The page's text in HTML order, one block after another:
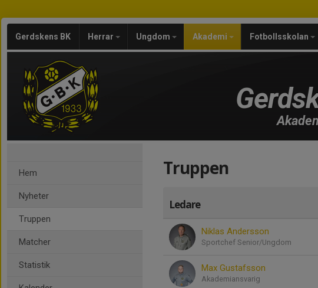
Gerdskens BK Herrar Ungdom Akademi Fotbollsskolan
Hem
Nyheter
Truppen
Matcher
Statistik
Truppen
Ledare
Niklas Andersson
Sportchef Senior/Ungdom
Max Gustafsson
Akademiansvarig